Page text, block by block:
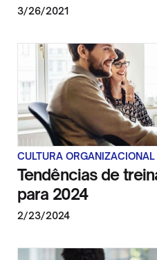
3/26/2021
CULTURA ORGANIZACIONAL
Tendências de
para 2024
2/23/2024